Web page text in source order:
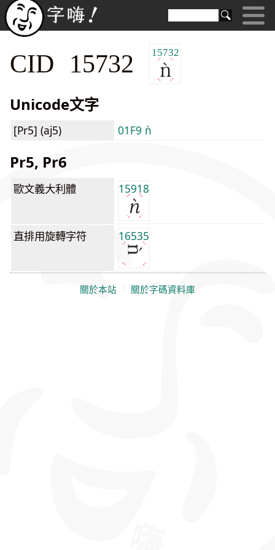
CID 15732 15732
Unicode文字
[Pr5] (aj5) 01F9 ǹ
Pr5, Pr6
歐文義大利體 15918
直排用旋轉字符 16535
關於本站 關於字碼資料庫